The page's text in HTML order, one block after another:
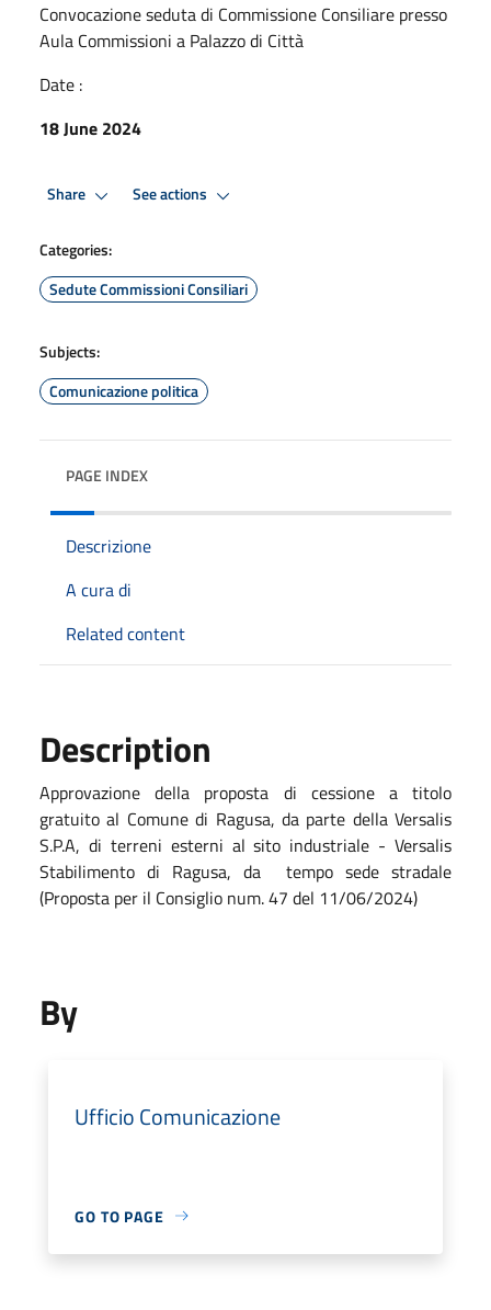
Convocazione seduta di Commissione Consiliare presso
Aula Commissioni a Palazzo di Città
Date :
18 June 2024
Share See actions
Categories:
Sedute Commissioni Consiliari
Subjects:
Comunicazione politica
PAGE INDEX
Descrizione
A cura di
Related content
Description
Approvazione della proposta di cessione a titolo
gratuito al Comune di Ragusa, da parte della Versalis
S.P.A, di terreni esterni al sito industriale - Versalis
Stabilimento di Ragusa, da tempo sede stradale
(Proposta per il Consiglio num. 47 del 11/06/2024)
By
Ufficio Comunicazione
GO TO PAGE